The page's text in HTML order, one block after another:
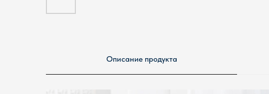
Описание продукта